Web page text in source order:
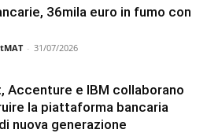
36mila euro in fumo con
- 31/07/2026
Accenture e IBM collaborano
la piattaforma bancaria
nuova generazione